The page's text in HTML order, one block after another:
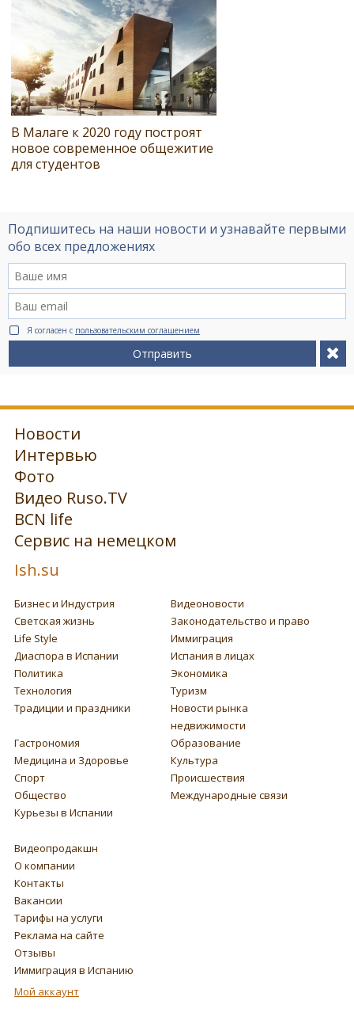
В Малаге к 2020 году построят
новое современное общежитие
для студентов
Подпишитесь на наши новости и узнавайте первыми
обо всех предложениях
Я согласен с пользовательским соглашением
Отправить
Новости
Интервью
Фото
Видео Ruso.TV
BCN life
Сервис на немецком
Ish.su
Бизнес и Индустрия
Видеоновости
Светская жизнь
Законодательство и право
Life Style
Иммиграция
Диаспора в Испании
Испания в лицах
Политика
Экономика
Технология
Туризм
Традиции и праздники
Новости рынка
недвижимости
Гастрономия
Образование
Медицина и Здоровье
Культура
Спорт
Происшествия
Общество
Международные связи
Курьезы в Испании
Видеопродакшн
О компании
Контакты
Вакансии
Тарифы на услуги
Реклама на сайте
Отзывы
Иммиграция в Испанию
Мой аккаунт